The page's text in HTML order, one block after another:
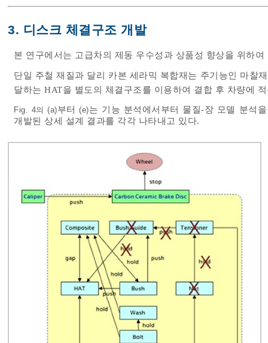
3. 디스크 체결구조 개발
본 연구에서는 고급차의 제동 우수성과 상품성 향상을 위하
단일 주철 재질과 달리 카본 세라믹 복합재는 주기능인 마찰
달하는 HAT을 별도의 체결구조를 이용하여 결합 후 차량에
Fig. 4의 (a)부터(e)는 기능 분석에서부터 물질-장 모델 분석
개발된 상세 설계 결과를 각각 나타내고 있다.